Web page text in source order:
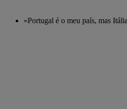
«Portugal é o meu país, mas